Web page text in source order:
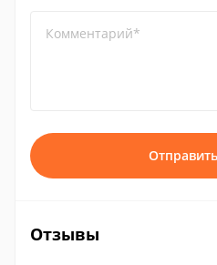
Комментарий*
Отзывы